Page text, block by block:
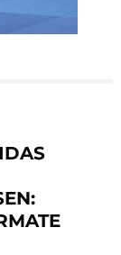
W
MI